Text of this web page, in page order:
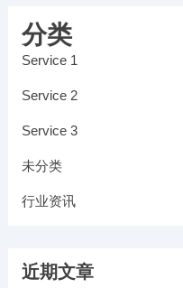
分类
Service 1
Service 2
Service 3
未分类
行业资讯
近期文章